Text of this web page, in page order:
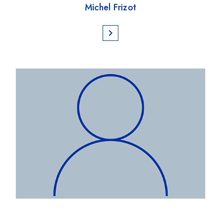
Michel Frizot
chevron_right